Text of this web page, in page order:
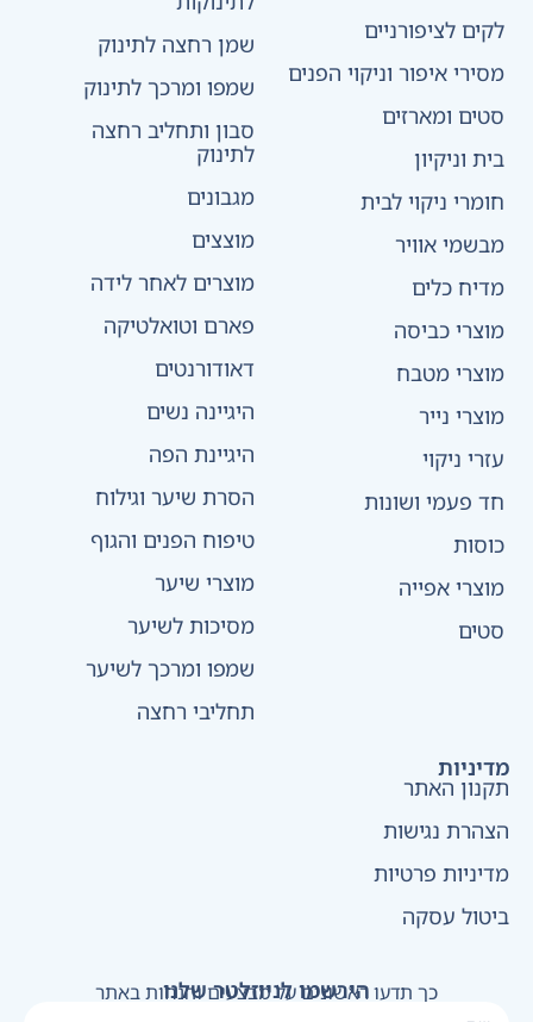
לקים לציפורניים
מסירי איפור וניקוי הפנים
סטים ומארזים
בית וניקיון
חומרי ניקוי לבית
מבשמי אוויר
מדיח כלים
מוצרי כביסה
מוצרי מטבח
מוצרי נייר
עזרי ניקוי
חד פעמי ושונות
כוסות
מוצרי אפייה
סטים
שמן רחצה לתינוק
שמפו ומרכך לתינוק
סבון ותחליב רחצה
לתינוק
מגבונים
מוצצים
מוצרים לאחר לידה
פארם וטואלטיקה
דאודורנטים
היגיינה נשים
היגיינת הפה
הסרת שיער וגילוח
טיפוח הפנים והגוף
מוצרי שיער
מסיכות לשיער
שמפו ומרכך לשיער
תחליבי רחצה
מדיניות
תקנון האתר
הצהרת נגישות
מדיניות פרטיות
ביטול עסקה
הירשמו לניוזלטר שלנו
כך תדעו ראשונים על מבצעים והנחות באתר